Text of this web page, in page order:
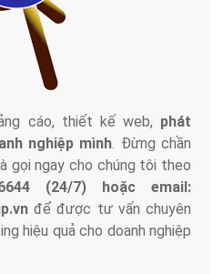
cáo, thiết kế web, phát
nghiệp mình. Đừng chần
gọi ngay cho chúng tôi theo
(24/7) hoặc email:
để được tư vấn chuyên
hiệu quả cho doanh nghiệp